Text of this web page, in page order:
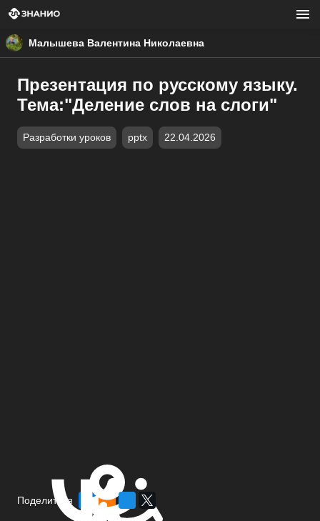
Малышева Валентина Николаевна
Презентация по русскому языку.
Тема:"Деление слов на слоги"
Разработки уроков pptx 22.04.2026
Поделиться